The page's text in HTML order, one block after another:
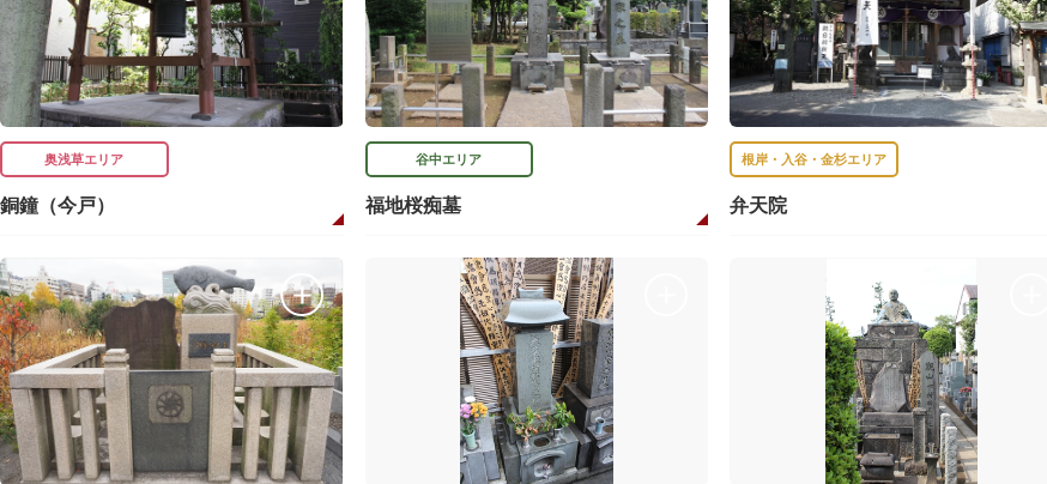
奥浅草エリア
銅鐘（今戸）
谷中エリア
福地桜痴墓
根岸・入谷・金杉エリア
弁天院